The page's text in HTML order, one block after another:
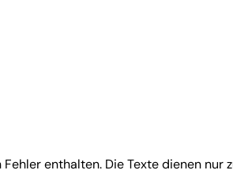
enthalten. Die Texte dienen nur